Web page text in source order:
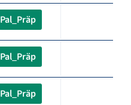
Pal_Präp
Pal_Präp
Pal_Präp